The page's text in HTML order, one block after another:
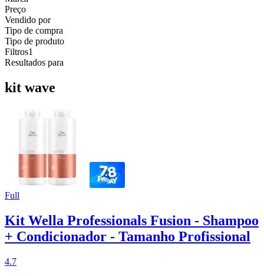
Preço
Vendido por
Tipo de compra
Tipo de produto
Filtros1
Resultados para
kit wave
Full
Kit Wella Professionals Fusion - Shampoo
+ Condicionador - Tamanho Profissional
4.7